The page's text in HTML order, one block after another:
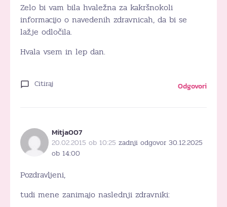
Zelo bi vam bila hvaležna za kakršnokoli
informacijo o navedenih zdravnicah, da bi se
lažje odločila.
Hvala vsem in lep dan.
Citiraj Odgovori
Mitja007
20.02.2015 ob 10:25 zadnji odgovor 30.12.2025
ob 14:00
Pozdravljeni,
tudi mene zanimajo naslednji zdravniki: